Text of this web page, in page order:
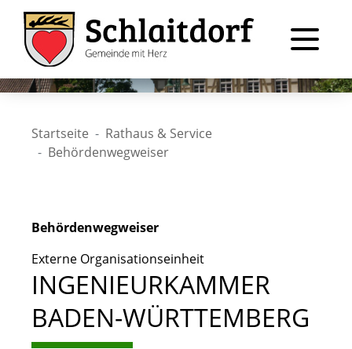
Startseite
Rathaus & Service
Behördenwegweiser
Behördenwegweiser
Externe Organisationseinheit
INGENIEURKAMMER
BADEN-WÜRTTEMBERG